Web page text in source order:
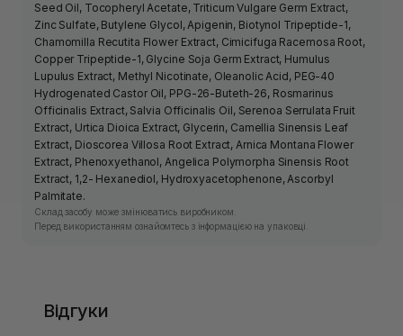
Seed Oil, Tocopheryl Acetate, Triticum Vulgare Germ Extract,
Zinc Sulfate, Butylene Glycol, Apigenin, Biotynol Tripeptide-1,
Chamomilla Recutita Flower Extract, Cimicifuga Racemosa Root,
Copper Tripeptide-1, Glycine Soja Germ Extract, Humulus
Lupulus Extract, Methyl Nicotinate, Oleanolic Acid, PEG-40
Hydrogenated Castor Oil, PPG-26-Buteth-26, Rosmarinus
Officinalis Extract, Salvia Officinalis Oil, Serenoa Serrulata Fruit
Extract, Urtica Dioica Extract, Glycerin, Camellia Sinensis Leaf
Extract, Dioscorea Villosa Root Extract, Arnica Montana Flower
Extract, Phenoxyethanol, Angelica Polymorpha Sinensis Root
Extract, 1,2- Hexanediol, Hydroxyacetophenone, Ascorbyl
Palmitate.
Склад засобу може змінюватись виробником.
Перед використанням ознайомтесь з інформацією на упаковці.
Відгуки